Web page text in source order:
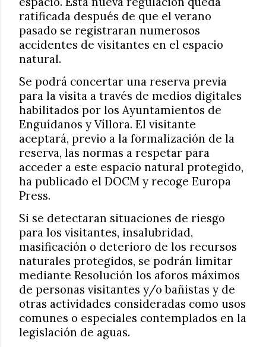
ratificada después de que el verano
pasado se registraran numerosos
accidentes de visitantes en el espacio
natural.
Se podrá concertar una reserva previa
para la visita a través de medios digitales
habilitados por los Ayuntamientos de
Enguídanos y Víllora. El visitante
aceptará, previo a la formalización de la
reserva, las normas a respetar para
acceder a este espacio natural protegido,
ha publicado el DOCM y recoge Europa
Press.
Si se detectaran situaciones de riesgo
para los visitantes, insalubridad,
masificación o deterioro de los recursos
naturales protegidos, se podrán limitar
mediante Resolución los aforos máximos
de personas visitantes y/o bañistas y de
otras actividades consideradas como usos
comunes o especiales contemplados en la
legislación de aguas.